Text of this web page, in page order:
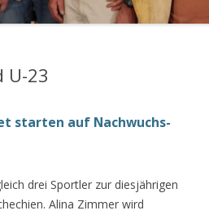
U-23
starten auf Nachwuchs-
drei Sportler zur diesjährigen
Alina Zimmer wird